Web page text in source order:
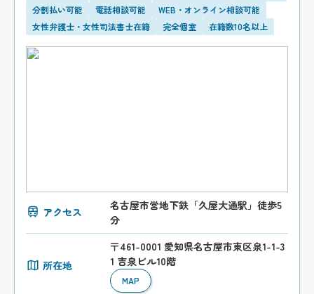
分割払い可能
電話相談可能
WEB・オンライン相談可能
女性弁護士・女性司法書士在籍
完全個室 在籍数10名以上
アクセス
名古屋市営地下鉄「久屋大通駅」徒歩5
分
所在地
〒461-0001 愛知県名古屋市東区泉1-1-3
1 吉泉ビル10階
MAP